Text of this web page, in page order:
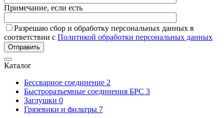
Примечание, если есть
Разрешаю сбор и обработку персональных данных в
соответствии с Политикой обработки персональных данных
Отправить
Каталог
Бессварное соединение 2
Быстроразъемные соединения БРС 3
Заглушки 0
Грязевики и фильтры 7